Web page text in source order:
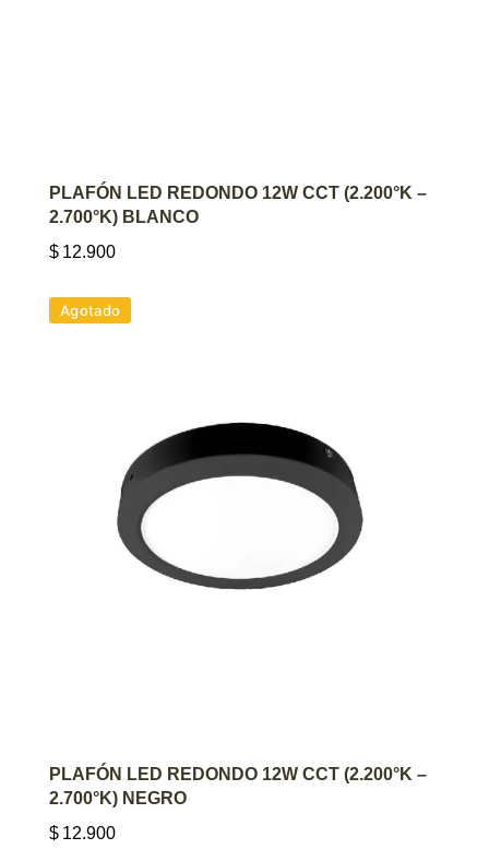
AGREGAR AL CARRITO
PLAFÓN LED REDONDO 12W CCT (2.200°K –
2.700°K) BLANCO
$ 12.900
Agotado
AGREGAR AL CARRITO
PLAFÓN LED REDONDO 12W CCT (2.200°K –
2.700°K) NEGRO
$ 12.900